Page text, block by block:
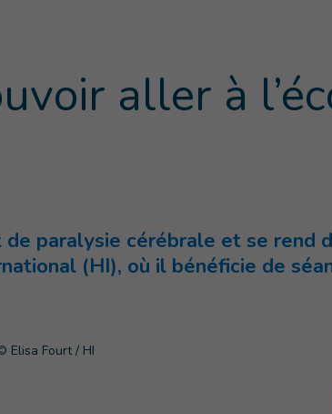
aller à
paralysie cérébrale et se rend
(HI), où il bénéficie de
Elisa Fourt / HI